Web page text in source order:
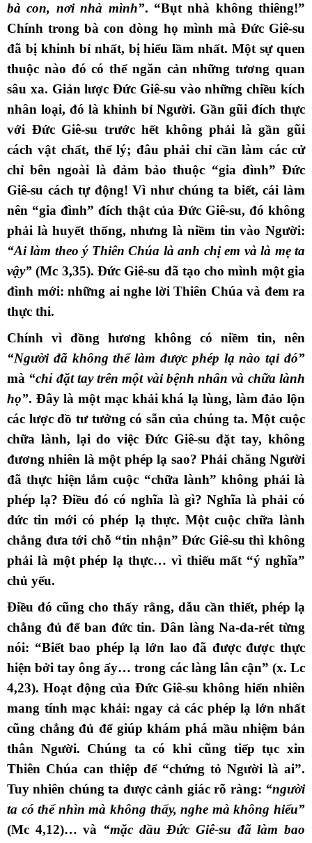
bà con, nơi nhà mình”. “Bụt nhà không thiêng!”
Chính trong bà con dòng họ mình mà Đức Giê-su
đã bị khinh bỉ nhất, bị hiểu lầm nhất. Một sự quen
thuộc nào đó có thể ngăn cản những tương quan
sâu xa. Giản lược Đức Giê-su vào những chiều kích
nhân loại, đó là khinh bỉ Người. Gần gũi đích thực
với Đức Giê-su trước hết không phải là gần gũi
cách vật chất, thể lý; đâu phải chỉ cần làm các cử
chỉ bên ngoài là đảm bảo thuộc “gia đình” Đức
Giê-su cách tự động! Vì như chúng ta biết, cái làm
nên “gia đình” đích thật của Đức Giê-su, đó không
phải là huyết thống, nhưng là niềm tin vào Người:
“Ai làm theo ý Thiên Chúa là anh chị em và là mẹ ta
vậy” (Mc 3,35). Đức Giê-su đã tạo cho mình một gia
đình mới: những ai nghe lời Thiên Chúa và đem ra
thực thi.
Chính vì đồng hương không có niềm tin, nên
“Người đã không thể làm được phép lạ nào tại đó”
mà “chỉ đặt tay trên một vài bệnh nhân và chữa lành
họ”. Đây là một mạc khải khá lạ lùng, làm đảo lộn
các lược đồ tư tưởng có sẵn của chúng ta. Một cuộc
chữa lành, lại do việc Đức Giê-su đặt tay, không
đương nhiên là một phép lạ sao? Phải chăng Người
đã thực hiện lắm cuộc “chữa lành” không phải là
phép lạ? Điều đó có nghĩa là gì? Nghĩa là phải có
đức tin mới có phép lạ thực. Một cuộc chữa lành
chẳng đưa tới chỗ “tin nhận” Đức Giê-su thì không
phải là một phép lạ thực… vì thiếu mất “ý nghĩa”
chủ yếu.
Điều đó cũng cho thấy rằng, dẫu cần thiết, phép lạ
chẳng đủ để ban đức tin. Dân làng Na-da-rét từng
nói: “Biết bao phép lạ lớn lao đã được được thực
hiện bởi tay ông ấy… trong các làng lân cận” (x. Lc
4,23). Hoạt động của Đức Giê-su không hiển nhiên
mang tính mạc khải: ngay cả các phép lạ lớn nhất
cũng chẳng đủ để giúp khám phá mầu nhiệm bản
thân Người. Chúng ta có khi cũng tiếp tục xin
Thiên Chúa can thiệp để “chứng tỏ Người là ai”.
Tuy nhiên chúng ta được cảnh giác rõ ràng: “người
ta có thể nhìn mà không thấy, nghe mà không hiểu”
(Mc 4,12)… và “mặc dầu Đức Giê-su đã làm bao